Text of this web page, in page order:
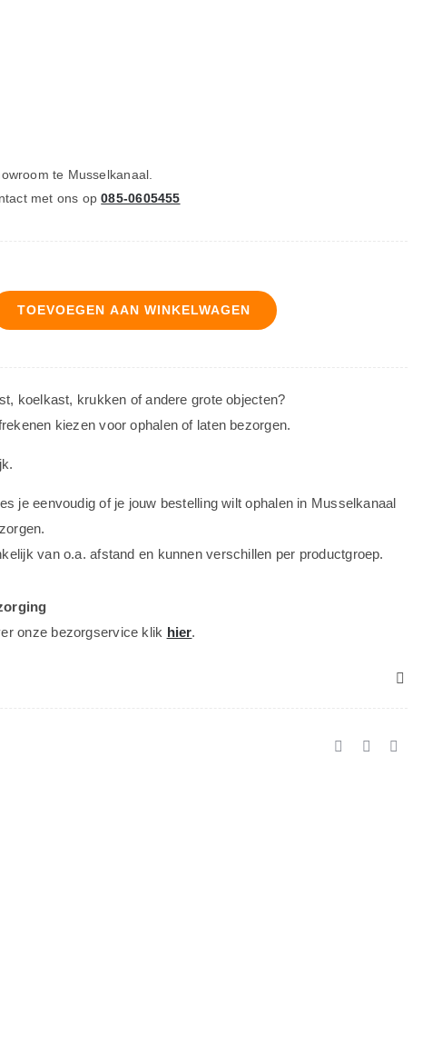
te Musselkanaal.
met ons op085-0605455
TOEVOEGEN AAN WINKELWAGEN
koelkast, krukken of andere grote objecten?
kiezen voor ophalen of laten bezorgen.
je eenvoudig of je jouw bestelling wilt ophalen in Musselkanaal
van o.a. afstand en kunnen verschillen per productgroep.
onze bezorgservice klik hier.